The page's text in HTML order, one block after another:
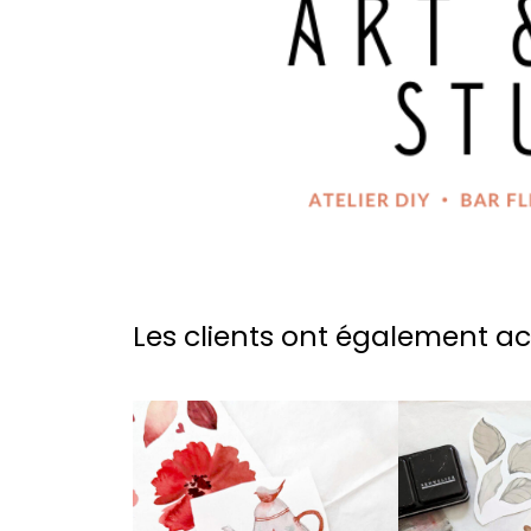
Les clients ont également